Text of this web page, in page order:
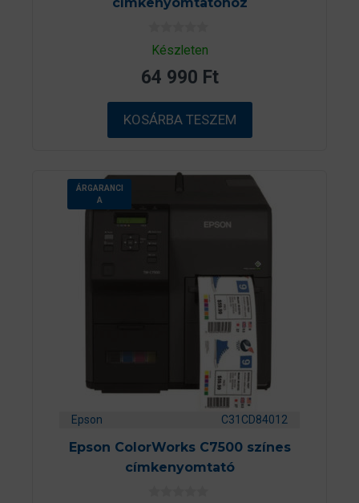
0
a
5
b
ő
l
Készleten
64 990 Ft
KOSÁRBA TESZEM
ÁRGARANCI
A
Epson C31CD84012
Epson ColorWorks C7500 színes
címkenyomtató